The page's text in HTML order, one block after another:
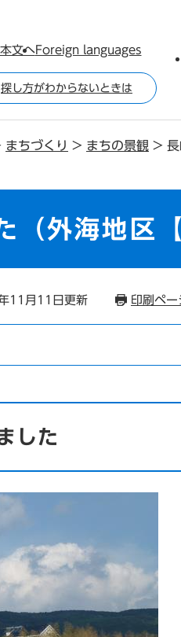
本文へForeign languages
探し方がわからないときは
まちづくり > まちの景観 >
（外海地区
11月11日更新 印刷ペー
した